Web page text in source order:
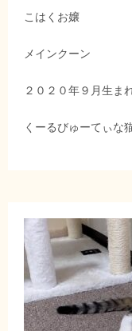
こはくお嬢
メインクーン
２０２０年９月生ま
くーるびゅーてぃな